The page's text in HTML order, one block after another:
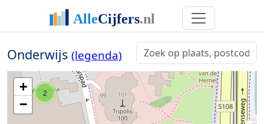
Onderwijs (legenda)
2
+
−